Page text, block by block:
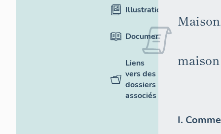
Illustrations
Documentation
Liens
vers des
dossiers
associés
maison
I.